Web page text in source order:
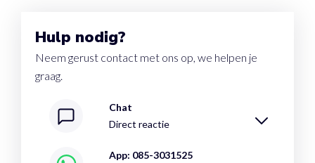
Hulp nodig?
Neem gerust contact met ons op, we helpen je
graag.
Chat
Direct reactie
App: 085-3031525